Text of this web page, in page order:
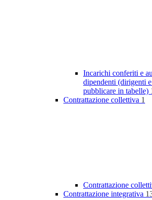
Incarichi conferiti e
dipendenti (dirigenti
pubblicare in tabelle)
Contrattazione collettiva 1
Contrattazione
Contrattazione integrativa